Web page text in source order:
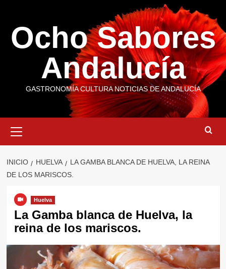
contenido
Ocho Sabores
Andalucía
GASTRONOMÍA CULTURA NOTICIAS DE ANDALUCÍA
primario
INICIO HUELVA
LA GAMBA BLANCA DE HUELVA, LA REINA
DE LOS MARISCOS.
Huelva
La Gamba blanca de Huelva, la
reina de los mariscos.